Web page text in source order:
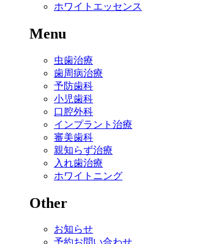
ホワイトエッセンス
Menu
虫歯治療
歯周病治療
予防歯科
小児歯科
口腔外科
インプラント治療
審美歯科
親知らず治療
入れ歯治療
ホワイトニング
Other
お知らせ